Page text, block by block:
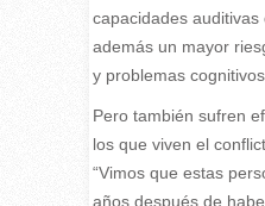
capacidades auditivas
además un mayor
y problemas cognitivos.
Pero también sufren
los que viven el
“Vimos que estas
años después de